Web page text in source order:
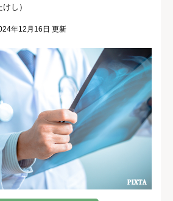
し）
年12月16日 更新